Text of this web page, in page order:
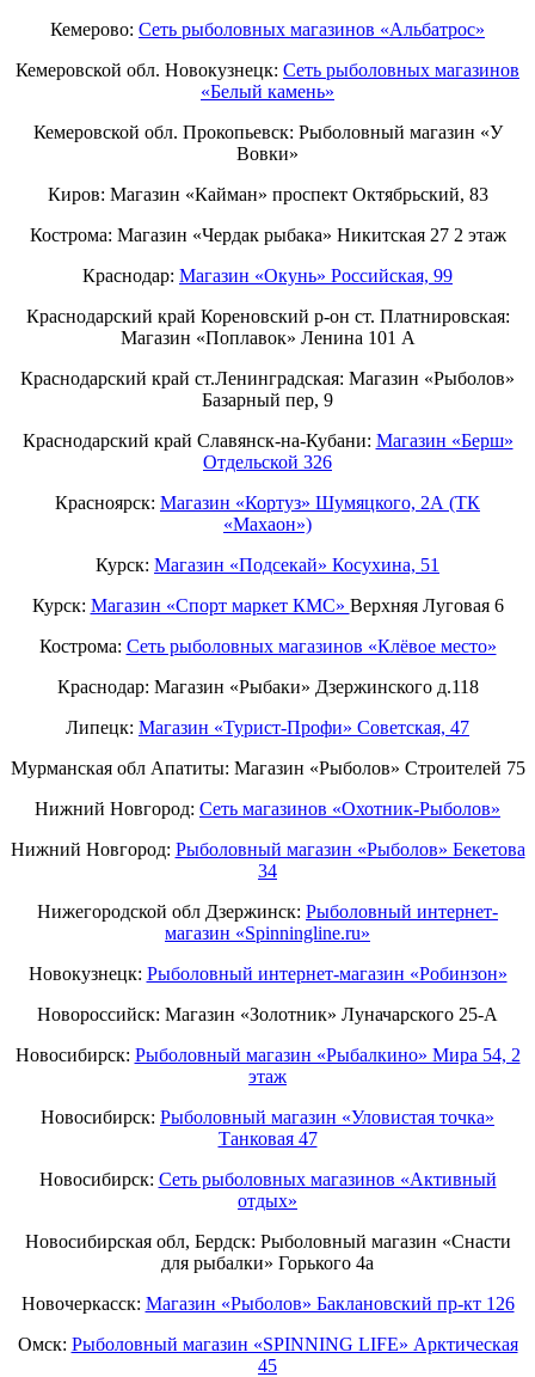
Кемерово: Сеть рыболовных магазинов «Альбатрос»
Кемеровской обл. Новокузнецк: Сеть рыболовных магазинов
«Белый камень»
Кемеровской обл. Прокопьевск: Рыболовный магазин «У
Вовки»
Киров: Магазин «Кайман» проспект Октябрьский, 83
Кострома: Магазин «Чердак рыбака» Никитская 27 2 этаж
Краснодар: Магазин «Окунь» Российская, 99
Краснодарский край Кореновский р-он ст. Платнировская:
Магазин «Поплавок» Ленина 101 А
Краснодарский край ст.Ленинградская: Магазин «Рыболов»
Базарный пер, 9
Краснодарский край Славянск-на-Кубани: Магазин «Берш»
Отдельской 326
Красноярск: Магазин «Кортуз» Шумяцкого, 2А (ТК
«Махаон»)
Курск: Магазин «Подсекай» Косухина, 51
Курск: Магазин «Спорт маркет КМС» Верхняя Луговая 6
Кострома: Сеть рыболовных магазинов «Клёвое место»
Краснодар: Магазин «Рыбаки» Дзержинского д.118
Липецк: Магазин «Турист-Профи» Советская, 47
Мурманская обл Апатиты: Магазин «Рыболов» Строителей 75
Нижний Новгород: Cеть магазинов «Охотник-Рыболов»
Нижний Новгород: Рыболовный магазин «Рыболов» Бекетова
34
Нижегородской обл Дзержинск: Рыболовный интернет-
магазин «Spinningline.ru»
Новокузнецк: Рыболовный интернет-магазин «Робинзон»
Новороссийск: Магазин «Золотник» Луначарского 25-А
Новосибирск: Рыболовный магазин «Рыбалкино» Мира 54, 2
этаж
Новосибирск: Рыболовный магазин «Уловистая точка»
Танковая 47
Новосибирск: Сеть рыболовных магазинов «Активный
отдых»
Новосибирская обл, Бердск: Рыболовный магазин «Снасти
для рыбалки» Горького 4а
Новочеркасск: Магазин «Рыболов» Баклановский пр-кт 126
Омск: Рыболовный магазин «SPINNING LIFE» Арктическая
45